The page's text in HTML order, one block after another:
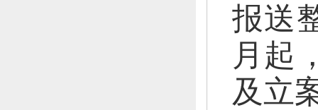
报送
月起
及立